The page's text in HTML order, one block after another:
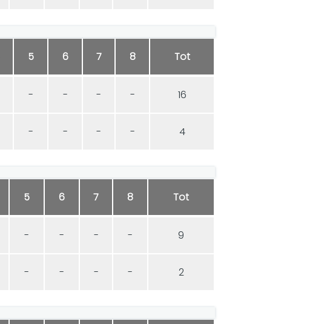
5 6 7 8 Tot
- - - - 16
- - - - 4
5 6 7 8 Tot
- - - - 9
- - - - 2